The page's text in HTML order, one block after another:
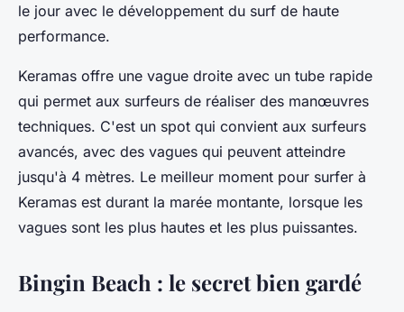
le jour avec le développement du surf de haute
performance.
Keramas offre une vague droite avec un tube rapide
qui permet aux surfeurs de réaliser des manœuvres
techniques. C'est un spot qui convient aux surfeurs
avancés, avec des vagues qui peuvent atteindre
jusqu'à 4 mètres. Le meilleur moment pour surfer à
Keramas est durant la marée montante, lorsque les
vagues sont les plus hautes et les plus puissantes.
Bingin Beach : le secret bien gardé